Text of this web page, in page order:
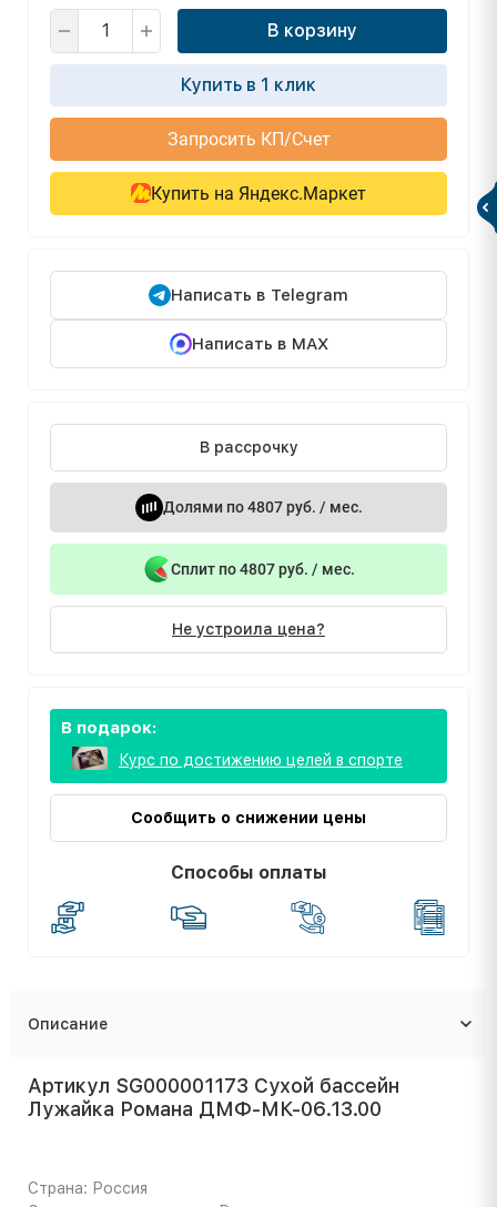
В корзину
Купить в 1 клик
Запросить КП/Счет
Купить на Яндекс.Маркет
Написать в Telegram
Написать в MAX
В рассрочку
Долями по 4807 руб. / мес.
Сплит по 4807 руб. / мес.
Не устроила цена?
В подарок:
Курс по достижению целей в спорте
Сообщить о снижении цены
Способы оплаты
Описание
Артикул SG000001173 Сухой бассейн
Лужайка Романа ДМФ-МК-06.13.00
Страна: Россия